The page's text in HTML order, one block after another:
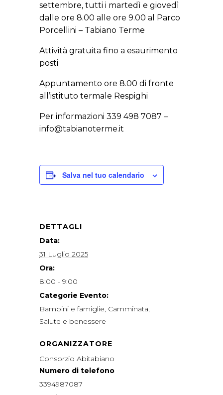
settembre, tutti i martedì e giovedì
dalle ore 8.00 alle ore 9.00 al
Parco
Porcellini – Tabiano Terme
Attività gratuita fino a esaurimento
posti
Appuntamento ore 8.00 di fronte
all’istituto termale Respighi
Per informazioni 339 498 7087 –
info@tabianoterme.it
Salva nel tuo calendario
DETTAGLI
Data:
31 Luglio 2025
Ora:
8:00 - 9:00
Categorie Evento:
Bambini e famiglie, Camminata,
Salute e benessere
ORGANIZZATORE
Consorzio Abitabiano
Numero di telefono
3394987087